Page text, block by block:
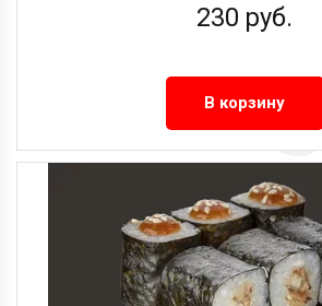
230 руб.
В корзину